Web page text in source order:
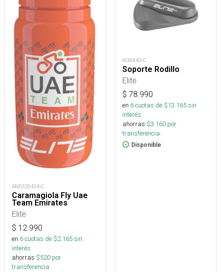
AND100434-C
Caramagiola Fly Uae
Team Emirates
Elite
$ 12.990
en 6cuotas de $2.165sin
interés
ahorras $520 por
transferencia.
AI36943-C
Soporte Rodillo
Elite
$ 78.990
en 6cuotas de $13.165sin
interés
ahorras $3.160 por
transferencia.
Disponible